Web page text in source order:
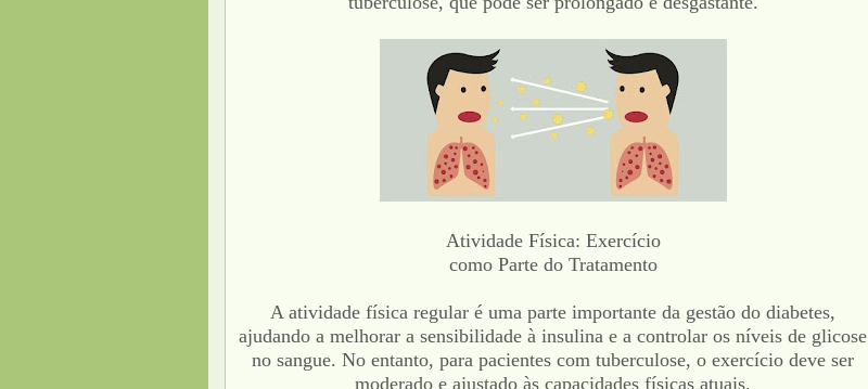
Atividade Física: Exercício
como Parte do Tratamento
A atividade física regular é uma parte importante da gestão do diabetes,
ajudando a melhorar a sensibilidade à insulina e a controlar os níveis de glicose
no sangue. No entanto, para pacientes com tuberculose, o exercício deve ser
moderado e ajustado às capacidades físicas atuais.